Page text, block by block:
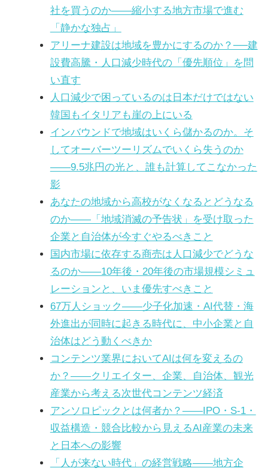
社を買うのか——縮小する地方市場で進む
「静かな独占」
アリーナ建設は地域を豊かにするのか？──建
設費高騰・人口減少時代の「優先順位」を問
い直す
人口減少で困っているのは日本だけではない
韓国もイタリアも崖の上にいる
インバウンドで地域はいくら儲かるのか。そ
してオーバーツーリズムでいくら失うのか
――9.5兆円の光と、誰も計算してこなかった
影
あなたの地域から高校がなくなるとどうなる
のか――「地域消滅の予告状」を受け取った
企業と自治体が今すぐやるべきこと
国内市場に依存する商売は人口減少でどうな
るのか――10年後・20年後の市場規模シミュ
レーションと、いま優先すべきこと
67万人ショック——少子化加速・AI代替・海
外進出が同時に起きる時代に、中小企業と自
治体はどう動くべきか
コンテンツ業界においてAIは何を変えるの
か？――クリエイター、企業、自治体、観光
産業から考える次世代コンテンツ経済
アンソロピックとは何者か？——IPO・S-1・
収益構造・競合比較から見えるAI産業の未来
と日本への影響
「人が来ない時代」の経営戦略――地方企